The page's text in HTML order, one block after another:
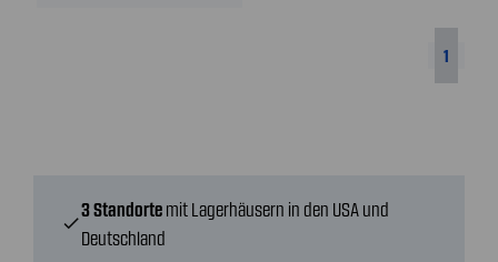
1
check
3 Standorte mit Lagerhäusern in den USA und
Deutschland